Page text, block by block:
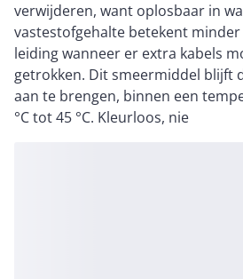
verwijderen, want oplosbaar in
vastestofgehalte betekent
leiding wanneer er extra kabels
getrokken. Dit smeermiddel blijft
aan te brengen, binnen een
°C tot 45 °C. Kleurloos, nie